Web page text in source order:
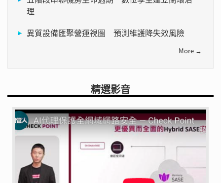
理
異質設備匯聚營運視圖 預測維護降失效風險
More →
精選影音